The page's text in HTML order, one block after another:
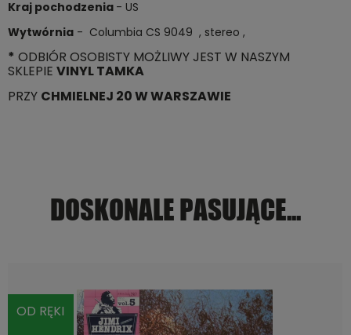
Kraj pochodzenia - US
Wytwórnia - Columbia CS 9049 , stereo ,
* ODBIÓR OSOBISTY MOŻLIWY JEST W NASZYM
SKLEPIE VINYL TAMKA
PRZY CHMIELNEJ 20 W WARSZAWIE
DOSKONALE PASUJĄCE...
OD RĘKI